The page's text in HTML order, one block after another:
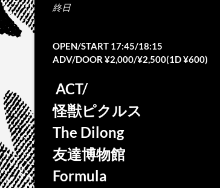
終日
OPEN/START 17:45/18:15
ADV/DOOR ¥2,000/¥2,500(1D ¥600)
ACT/
怪獣ピクルス
The Dilong
友達博物館
Formula